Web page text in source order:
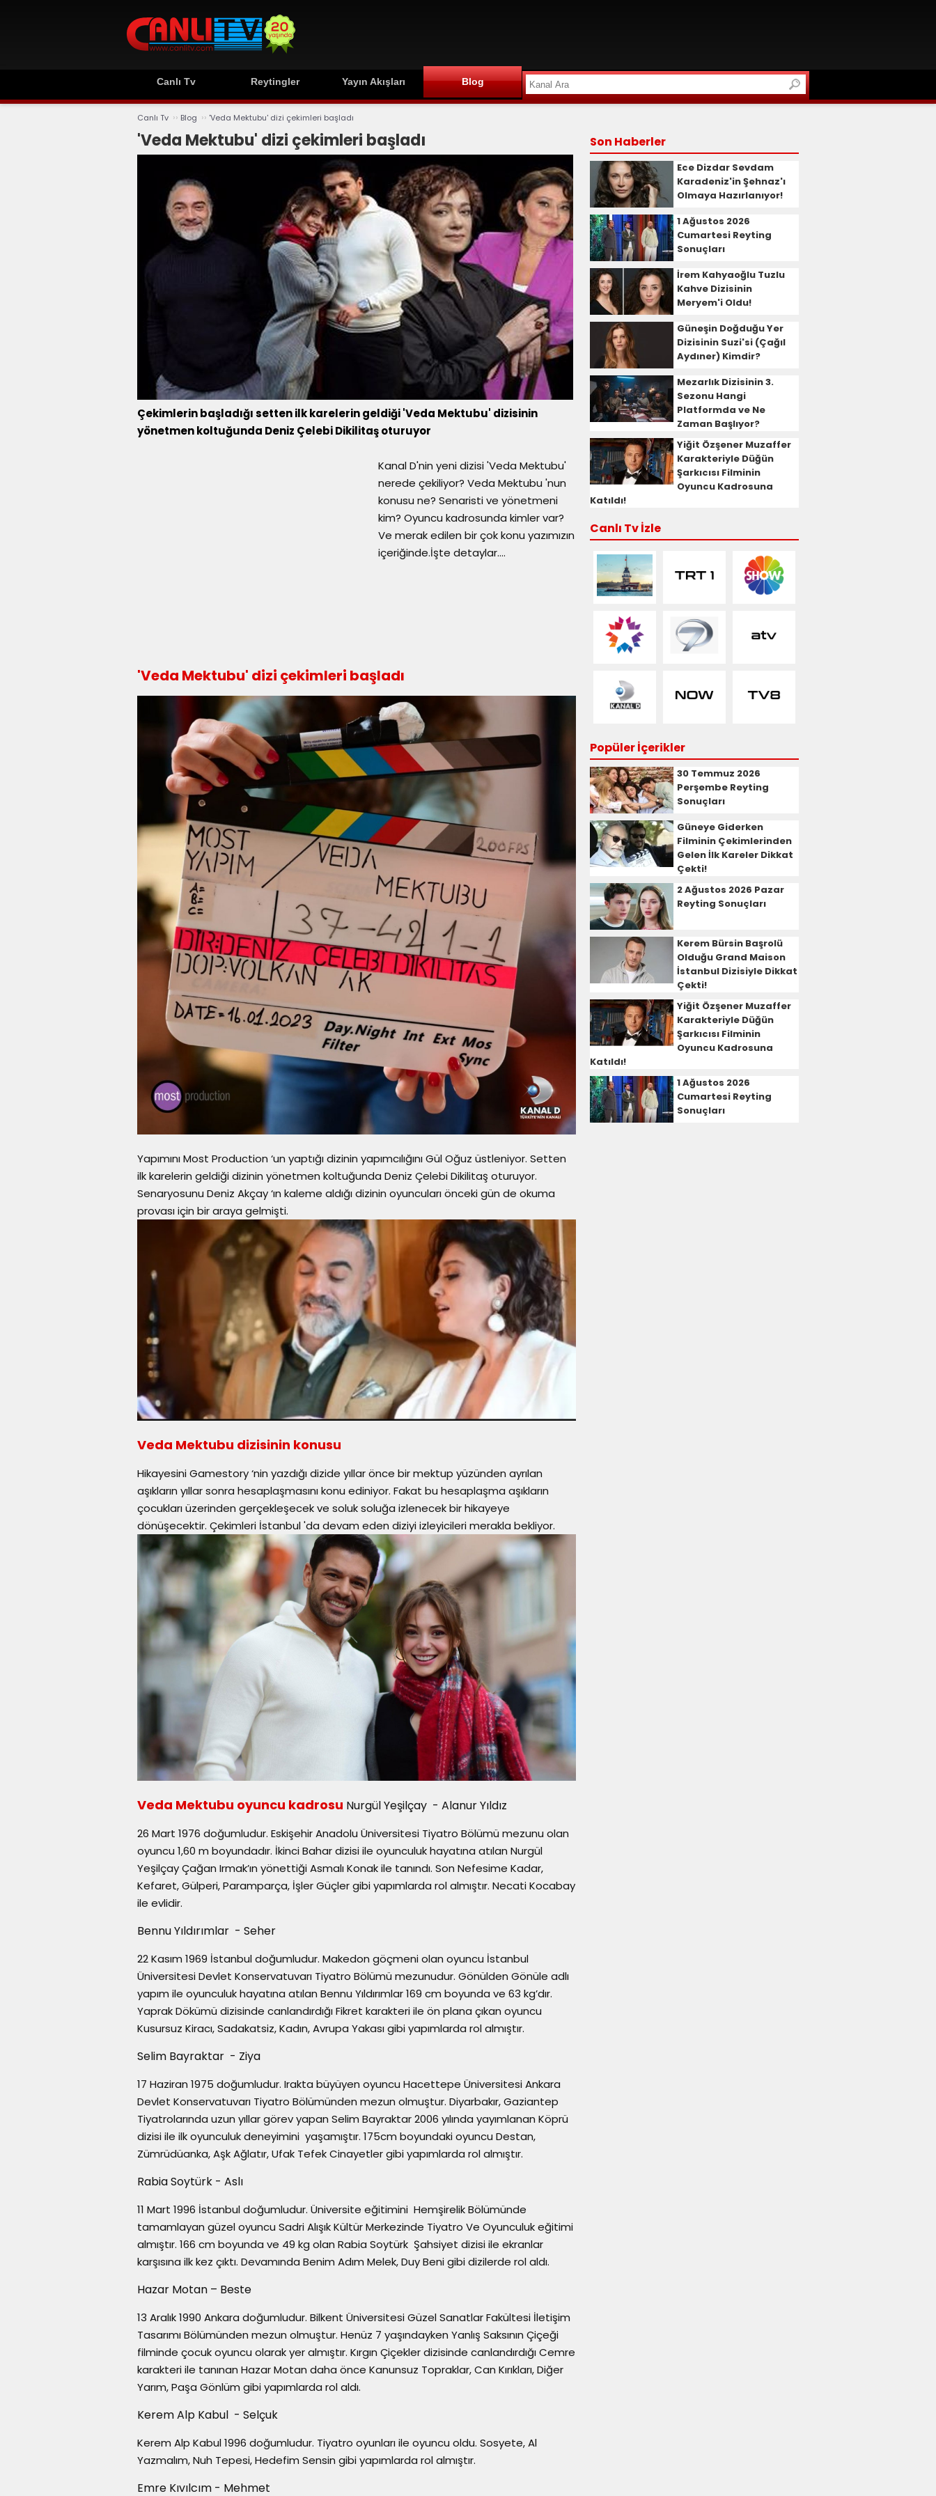
Canlı Tv Reytingler Yayın Akışları Blog
Canlı Tv ›› Blog ›› 'Veda Mektubu' dizi çekimleri başladı
'Veda Mektubu' dizi çekimleri başladı
Çekimlerin başladığı setten ilk karelerin geldiği 'Veda Mektubu' dizisinin
yönetmen koltuğunda Deniz Çelebi Dikilitaş oturuyor
Kanal D'nin yeni dizisi 'Veda Mektubu'
nerede çekiliyor? Veda Mektubu 'nun
konusu ne? Senaristi ve yönetmeni
kim? Oyuncu kadrosunda kimler var?
Ve merak edilen bir çok konu yazımızın
içeriğinde.İşte detaylar....
'Veda Mektubu' dizi çekimleri başladı
Yapımını Most Production ‘un yaptığı dizinin yapımcılığını Gül Oğuz üstleniyor. Setten
ilk karelerin geldiği dizinin yönetmen koltuğunda Deniz Çelebi Dikilitaş oturuyor.
Senaryosunu Deniz Akçay ‘ın kaleme aldığı dizinin oyuncuları önceki gün de okuma
provası için bir araya gelmişti.
Veda Mektubu dizisinin konusu
Hikayesini Gamestory ‘nin yazdığı dizide yıllar önce bir mektup yüzünden ayrılan
aşıkların yıllar sonra hesaplaşmasını konu ediniyor. Fakat bu hesaplaşma aşıkların
çocukları üzerinden gerçekleşecek ve soluk soluğa izlenecek bir hikayeye
dönüşecektir. Çekimleri İstanbul 'da devam eden diziyi izleyicileri merakla bekliyor.
Veda Mektubu oyuncu kadrosu Nurgül Yeşilçay - Alanur Yıldız
26 Mart 1976 doğumludur. Eskişehir Anadolu Üniversitesi Tiyatro Bölümü mezunu olan
oyuncu 1,60 m boyundadır. İkinci Bahar dizisi ile oyunculuk hayatına atılan Nurgül
Yeşilçay Çağan Irmak’ın yönettiği Asmalı Konak ile tanındı. Son Nefesime Kadar,
Kefaret, Gülperi, Paramparça, İşler Güçler gibi yapımlarda rol almıştır. Necati Kocabay
ile evlidir.
Bennu Yıldırımlar - Seher
22 Kasım 1969 İstanbul doğumludur. Makedon göçmeni olan oyuncu İstanbul
Üniversitesi Devlet Konservatuvarı Tiyatro Bölümü mezunudur. Gönülden Gönüle adlı
yapım ile oyunculuk hayatına atılan Bennu Yıldırımlar 169 cm boyunda ve 63 kg’dır.
Yaprak Dökümü dizisinde canlandırdığı Fikret karakteri ile ön plana çıkan oyuncu
Kusursuz Kiracı, Sadakatsiz, Kadın, Avrupa Yakası gibi yapımlarda rol almıştır.
Selim Bayraktar - Ziya
17 Haziran 1975 doğumludur. Irakta büyüyen oyuncu Hacettepe Üniversitesi Ankara
Devlet Konservatuvarı Tiyatro Bölümünden mezun olmuştur. Diyarbakır, Gaziantep
Tiyatrolarında uzun yıllar görev yapan Selim Bayraktar 2006 yılında yayımlanan Köprü
dizisi ile ilk oyunculuk deneyimini yaşamıştır. 175cm boyundaki oyuncu Destan,
Zümrüdüanka, Aşk Ağlatır, Ufak Tefek Cinayetler gibi yapımlarda rol almıştır.
Rabia Soytürk - Aslı
11 Mart 1996 İstanbul doğumludur. Üniversite eğitimini Hemşirelik Bölümünde
tamamlayan güzel oyuncu Sadri Alışık Kültür Merkezinde Tiyatro Ve Oyunculuk eğitimi
almıştır. 166 cm boyunda ve 49 kg olan Rabia Soytürk Şahsiyet dizisi ile ekranlar
karşısına ilk kez çıktı. Devamında Benim Adım Melek, Duy Beni gibi dizilerde rol aldı.
Hazar Motan – Beste
13 Aralık 1990 Ankara doğumludur. Bilkent Üniversitesi Güzel Sanatlar Fakültesi İletişim
Tasarımı Bölümünden mezun olmuştur. Henüz 7 yaşındayken Yanlış Saksının Çiçeği
filminde çocuk oyuncu olarak yer almıştır. Kırgın Çiçekler dizisinde canlandırdığı Cemre
karakteri ile tanınan Hazar Motan daha önce Kanunsuz Topraklar, Can Kırıkları, Diğer
Yarım, Paşa Gönlüm gibi yapımlarda rol aldı.
Kerem Alp Kabul - Selçuk
Kerem Alp Kabul 1996 doğumludur. Tiyatro oyunları ile oyuncu oldu. Sosyete, Al
Yazmalım, Nuh Tepesi, Hedefim Sensin gibi yapımlarda rol almıştır.
Emre Kıvılcım - Mehmet
Son Haberler
Ece Dizdar Sevdam
Karadeniz'in Şehnaz'ı
Olmaya Hazırlanıyor!
1 Ağustos 2026
Cumartesi Reyting
Sonuçları
İrem Kahyaoğlu Tuzlu
Kahve Dizisinin
Meryem'i Oldu!
Güneşin Doğduğu Yer
Dizisinin Suzi'si (Çağıl
Aydıner) Kimdir?
Mezarlık Dizisinin 3.
Sezonu Hangi
Platformda ve Ne
Zaman Başlıyor?
Yiğit Özşener Muzaffer
Karakteriyle Düğün
Şarkıcısı Filminin
Oyuncu Kadrosuna
Katıldı!
Canlı Tv İzle
Popüler İçerikler
30 Temmuz 2026
Perşembe Reyting
Sonuçları
Güneye Giderken
Filminin Çekimlerinden
Gelen İlk Kareler Dikkat
Çekti!
2 Ağustos 2026 Pazar
Reyting Sonuçları
Kerem Bürsin Başrolü
Olduğu Grand Maison
İstanbul Dizisiyle Dikkat
Çekti!
Yiğit Özşener Muzaffer
Karakteriyle Düğün
Şarkıcısı Filminin
Oyuncu Kadrosuna
Katıldı!
1 Ağustos 2026
Cumartesi Reyting
Sonuçları